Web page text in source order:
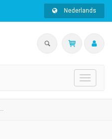
Nederlands
Toggle